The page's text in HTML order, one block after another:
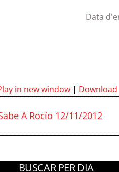
Data
in new window | Download
A Rocío 12/11/2012
BUSCAR PER DIA